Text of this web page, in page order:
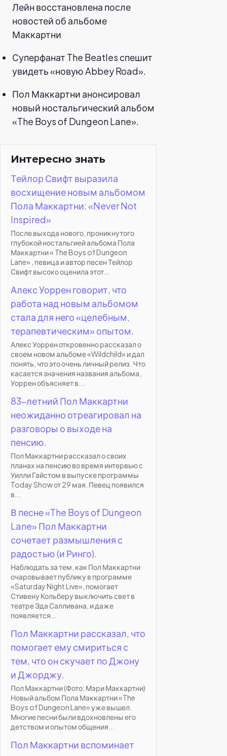
Лейн восстановлена после
новостей об альбоме
Маккартни
Суперфанат The Beatles спешит
увидеть «новую Abbey Road».
Пол Маккартни анонсировал
новый ностальгический альбом
«The Boys of Dungeon Lane».
Интересно знать
Тейлор Свифт выразила
восхищение новым альбомом
Пола Маккартни: «Never Not
Inspired»
После выхода нового, проникнутого
глубокой ностальгией альбома Пола
Маккартни « The Boys of Dungeon
Lane» , певица и автор песен Тейлор
Свифт высоко оценила этот...
Алекс Уоррен говорит, что
работа над новым альбомом
стала для него «целебным,
терапевтическим» опытом.
Алекс Уоррен откровенно рассказал о
своем новом альбоме «Wildchild» и дал
понять, что это очень личный релиз. Что
касается значения названия альбома,
Уоррен объясняет в...
83-летний Пол Маккартни
неожиданно отреагировал на
разговоры о выходе на
пенсию.
Пол Маккартни рассказал о своих
планах на пенсию во время интервью с
Уилли Гайстом в выпуске программы
Today Show от 29 мая. Певец появился
в...
В песне «The Boys of Dungeon
Lane» Пол Маккартни
сочетает размышления с
радостью (и Ринго).
Наблюдать за тем, как Пол Маккартни
очаровывает публику в программе
«Saturday Night Live», помогает
Стивену Кольберу выключить свет в
театре Эда Салливана, и даже
появляется...
Пол Маккартни рассказал, что
помогает ему смириться с
тем, что он скучает по Джону
и Джорджу.
Пол Маккартни (Фото: Мэри Маккартни)
Новый альбом Пола Маккартни «The
Boys of Dungeon Lane» уже вышел.
Многие песни были вдохновлены его
детством и опытом общения...
Пол Маккартни вспоминает